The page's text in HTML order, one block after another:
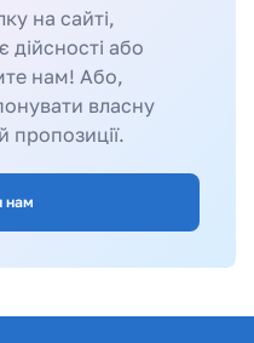
на сайті,
дійсності або
нам! Або,
власну
пропозиції.
нам